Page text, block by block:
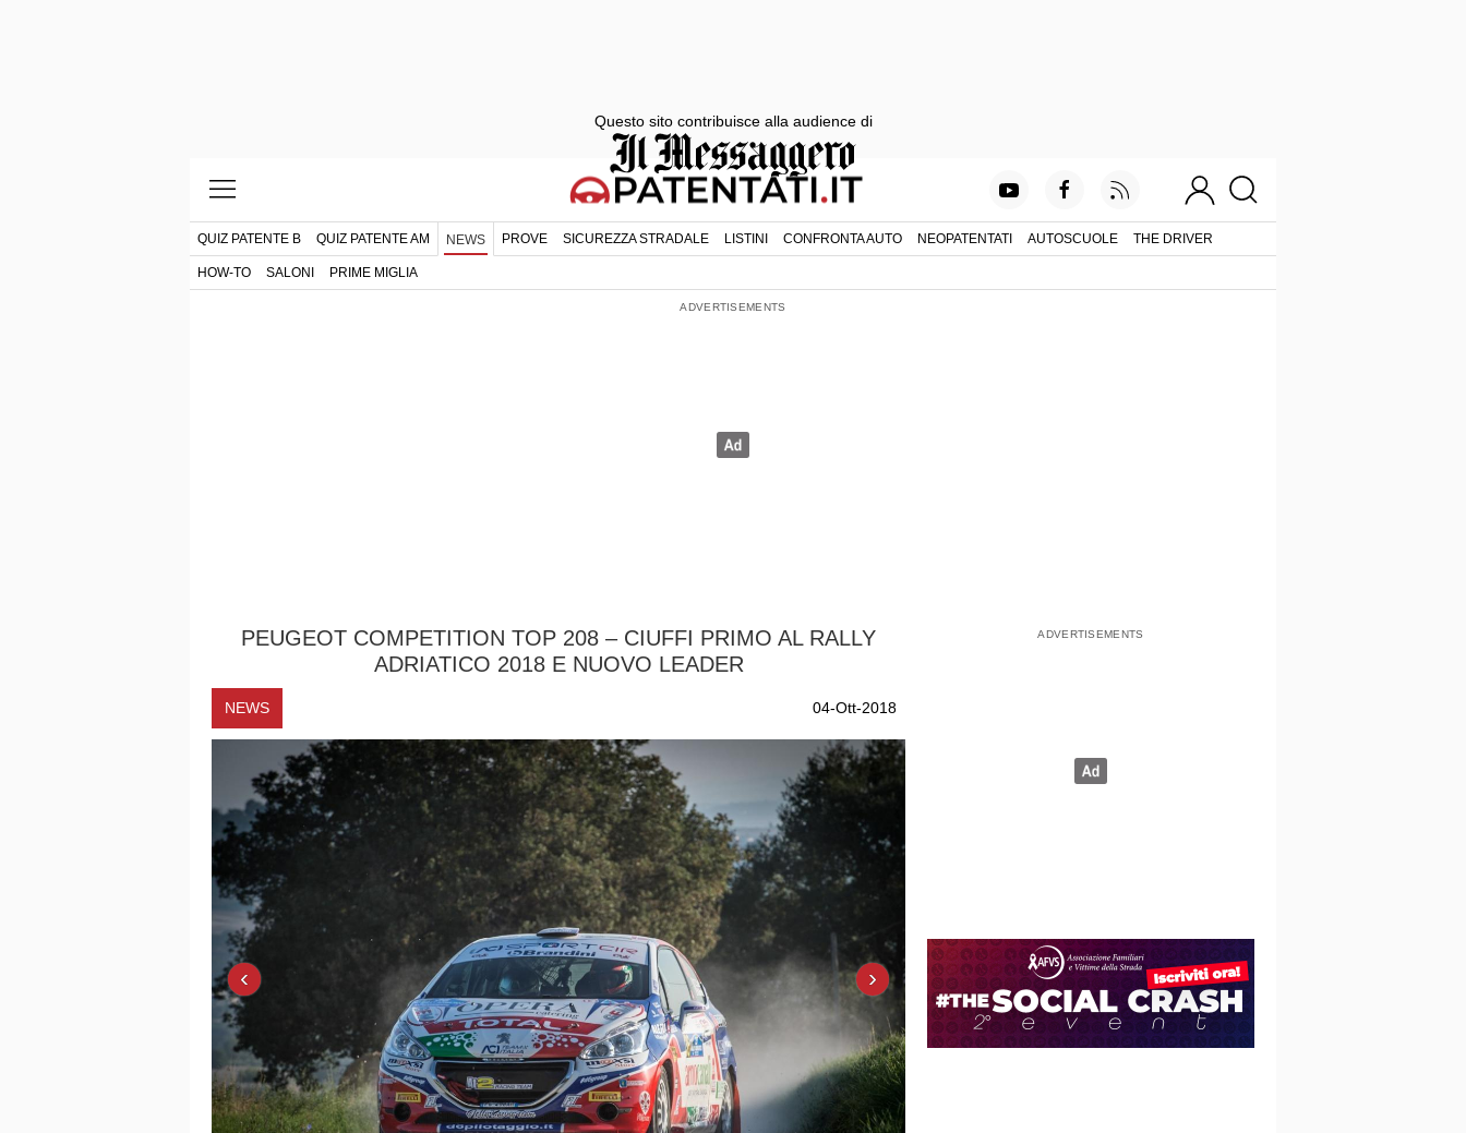
QUIZ PATENTE B QUIZ PATENTE AM NEWS PROVE SICUREZZA STRADALE LISTINI CONFRONTA AUTO NEOPATENTATI AUTOSCUOLE THE DRIVER
HOW-TO SALONI PRIME MIGLIA
PEUGEOT COMPETITION TOP 208 – CIUFFI PRIMO AL RALLY
ADRIATICO 2018 E NUOVO LEADER
NEWS 04-Ott-2018
‹ ›
Questo sito contribuisce alla audience di